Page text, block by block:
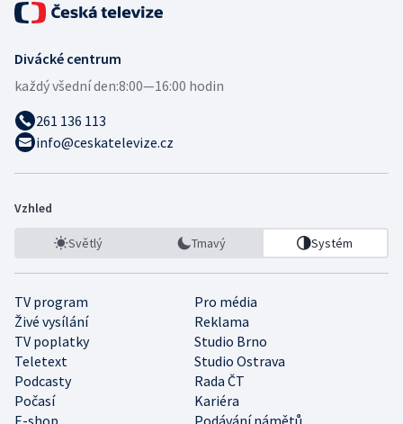
Divácké centrum
každý všední den:8:00—16:00 hodin
261 136 113
info@ceskatelevize.cz
Vzhled
Světlý Tmavý Systém
TV program
Pro média
Živé vysílání
Reklama
TV poplatky
Studio Brno
Teletext
Studio Ostrava
Podcasty
Rada ČT
Počasí
Kariéra
E-shop
Podávání námětů